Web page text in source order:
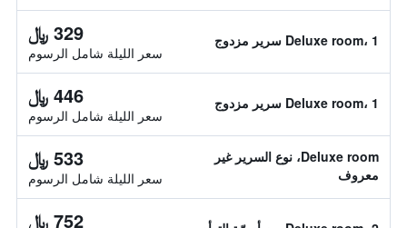
Deluxe room، 1 سرير مزدوج 329 ﷼
سعر الليلة شامل الرسوم
Deluxe room، 1 سرير مزدوج 446 ﷼
سعر الليلة شامل الرسوم
Deluxe room، نوع السرير غير
معروف
533 ﷼
سعر الليلة شامل الرسوم
752 ﷼